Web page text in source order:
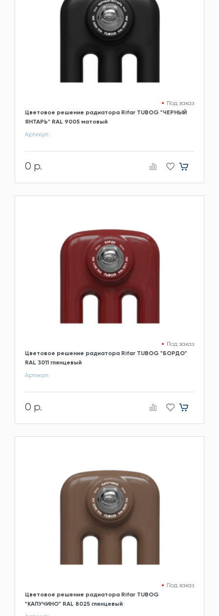
Под заказ
Цветовое решение радиатора Rifar TUBOG "ЧЕРНЫЙ
ЯНТАРЬ" RAL 9005 матовый
Артикул:
0 р.
Под заказ
Цветовое решение радиатора Rifar TUBOG "БОРДО"
RAL 3011 глянцевый
Артикул:
0 р.
Под заказ
Цветовое решение радиатора Rifar TUBOG
"КАПУЧИНО" RAL 8025 глянцевый